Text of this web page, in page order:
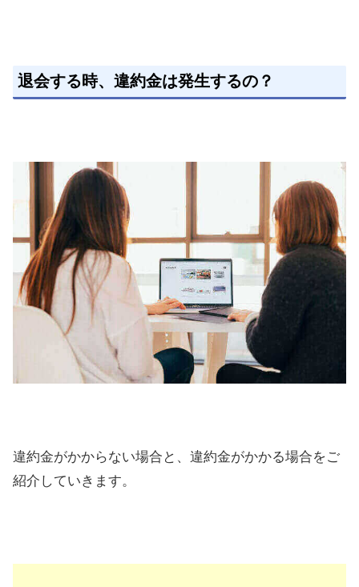
退会する時、違約金は発生するの？
違約金がかからない場合と、違約金がかかる場合をご
紹介していきます。